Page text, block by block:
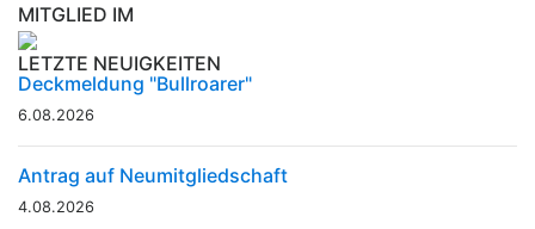
MITGLIED IM
LETZTE NEUIGKEITEN
Deckmeldung "Bullroarer"
6.08.2026
Antrag auf Neumitgliedschaft
4.08.2026